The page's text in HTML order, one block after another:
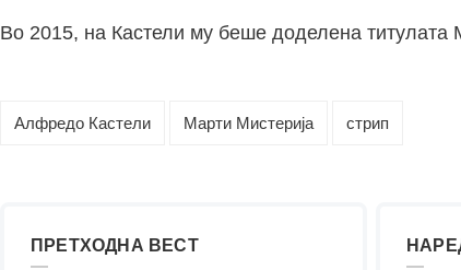
Во 2015, на Кастели му беше доделена титулата
Алфредо Кастели Марти Мистерија стрип
ПРЕТХОДНА ВЕСТ